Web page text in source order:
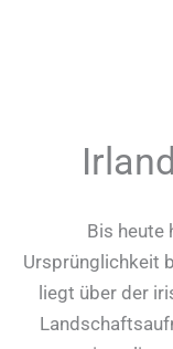
Bis heute
Ursprünglichkeit
liegt über der